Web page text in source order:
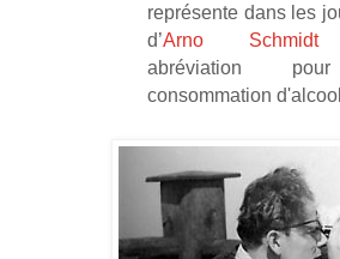
représente dans les
d’Arno Schmidt
abréviation
consommation